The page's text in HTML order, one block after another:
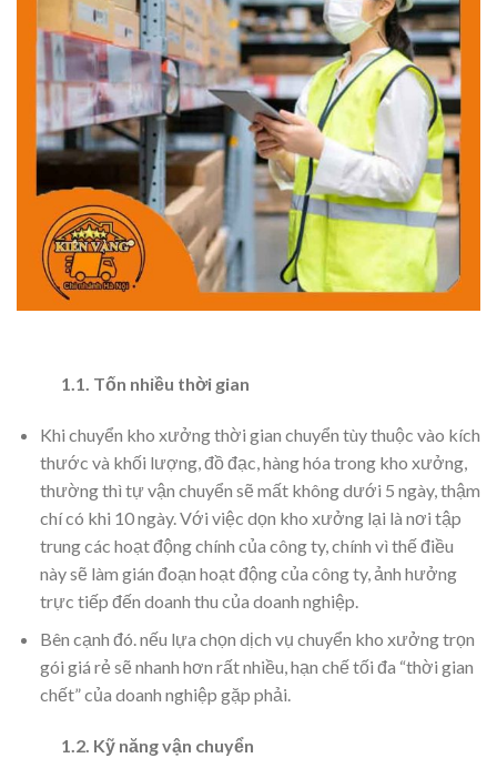
1.1. Tốn nhiều thời gian
Khi chuyển kho xưởng thời gian chuyển tùy thuộc vào kích
thước và khối lượng, đồ đạc, hàng hóa trong kho xưởng,
thường thì tự vận chuyển sẽ mất không dưới 5 ngày, thậm
chí có khi 10 ngày. Với việc dọn kho xưởng lại là nơi tập
trung các hoạt động chính của công ty, chính vì thế điều
này sẽ làm gián đoạn hoạt động của công ty, ảnh hưởng
trực tiếp đến doanh thu của doanh nghiệp.
Bên cạnh đó. nếu lựa chọn dịch vụ chuyển kho xưởng trọn
gói giá rẻ sẽ nhanh hơn rất nhiều, hạn chế tối đa “thời gian
chết” của doanh nghiệp gặp phải.
1.2. Kỹ năng vận chuyển